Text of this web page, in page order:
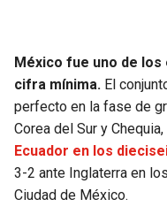
México fue uno de
cifra mínima. El
perfecto en la fase de
Corea del Sur y
Ecuador en los
3-2 ante Inglaterra en
Ciudad de México.